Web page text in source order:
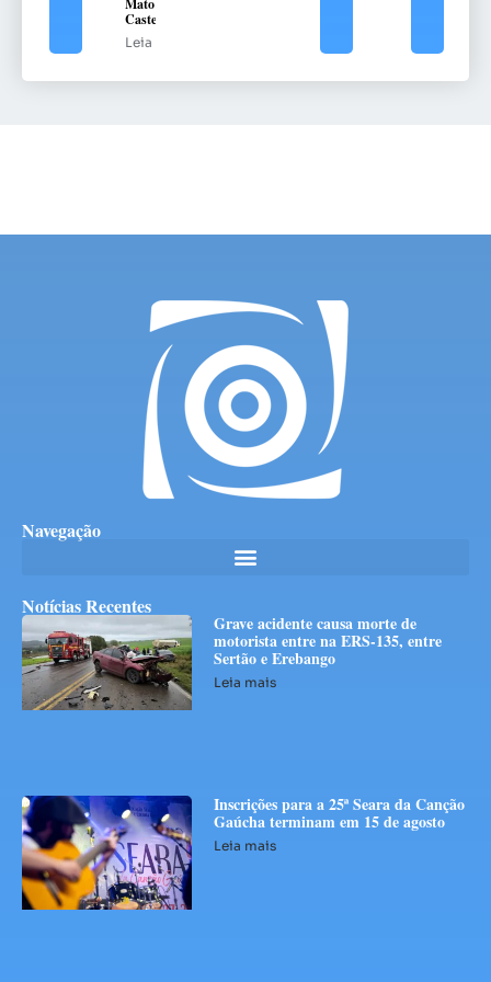
Castelhano
Leia mais
Navegação
Notícias Recentes
Grave acidente causa morte de
motorista entre na ERS-135, entre
Sertão e Erebango
Leia mais
Inscrições para a 25ª Seara da Canção
Gaúcha terminam em 15 de agosto
Leia mais